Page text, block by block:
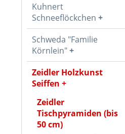
Kuhnert
Schneeflöckchen
Schweda "Familie
Körnlein"
Zeidler Holzkunst
Seiffen
Zeidler
Tischpyramiden (bis
50 cm)